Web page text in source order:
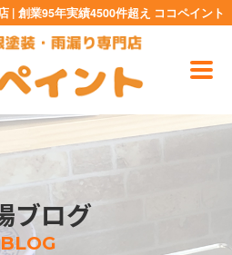
| 創業95年実績4500件超え ココペイント
ブログ
BLOG